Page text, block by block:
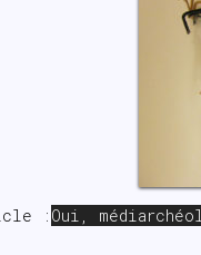
: Oui,